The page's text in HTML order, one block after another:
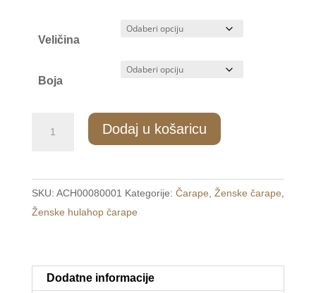
Veličina
Boja
2
/
3
Dodaj u košaricu
SKU: ACH00080001 Kategorije: Čarape Ženske čarape
Ženske hulahop čarape
Dodatne informacije